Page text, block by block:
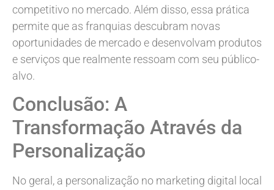
competitivo no mercado. Além disso, essa prática
permite que as franquias descubram novas
oportunidades de mercado e desenvolvam produtos
e serviços que realmente ressoam com seu público-
alvo.
Conclusão: A
Transformação Através da
Personalização
No geral, a personalização no marketing digital local